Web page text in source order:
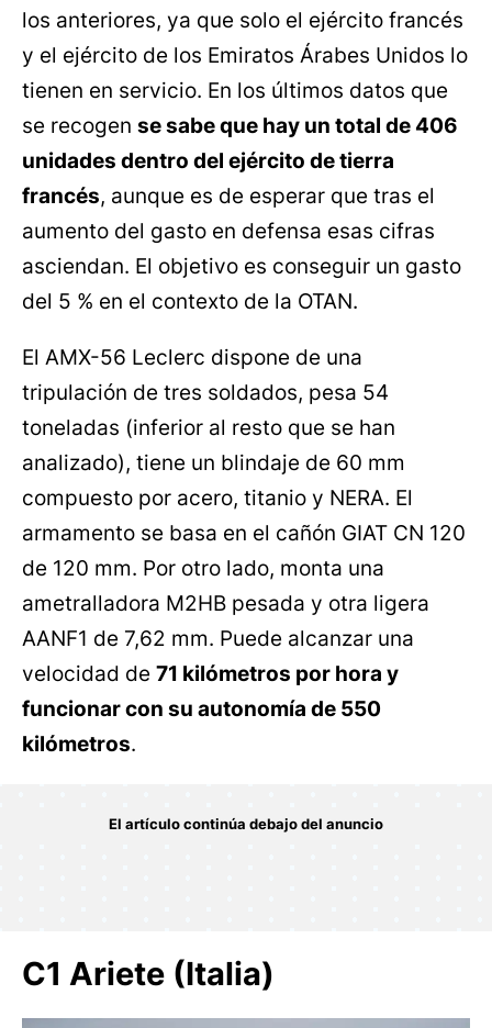
los anteriores, ya que solo el ejército francés
y el ejército de los Emiratos Árabes Unidos lo
tienen en servicio. En los últimos datos que
se recogen se sabe que hay un total de 406
unidades dentro del ejército de tierra
francés, aunque es de esperar que tras el
aumento del gasto en defensa esas cifras
asciendan. El objetivo es conseguir un gasto
del 5 % en el contexto de la OTAN.
El AMX-56 Leclerc dispone de una
tripulación de tres soldados, pesa 54
toneladas (inferior al resto que se han
analizado), tiene un blindaje de 60 mm
compuesto por acero, titanio y NERA. El
armamento se basa en el cañón GIAT CN 120
de 120 mm. Por otro lado, monta una
ametralladora M2HB pesada y otra ligera
AANF1 de 7,62 mm. Puede alcanzar una
velocidad de 71 kilómetros por hora y
funcionar con su autonomía de 550
kilómetros.
C1 Ariete (Italia)